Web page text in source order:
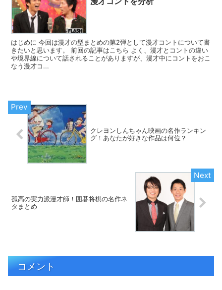
はじめに 今回は漫才の型まとめの第2弾として漫才コントについて書
きたいと思います。 前回の記事はこちら よく、漫才とコントの違い
や境界線について話されることがありますが、漫才中にコントをおこ
なう漫才コ...
クレヨンしんちゃん映画の名作ランキン
グ！あなたが好きな作品は何位？
孤高の実力派漫才師！囲碁将棋の名作ネ
タまとめ
コメント